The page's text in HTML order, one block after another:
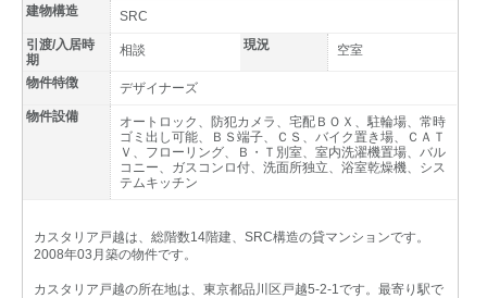
建物構造
SRC
引渡/入居時
期
相談 現況 空室
物件特徴
デザイナーズ
物件設備
オートロック、防犯カメラ、宅配ＢＯＸ、駐輪場、常時
ゴミ出し可能、ＢＳ端子、ＣＳ、バイク置き場、ＣＡＴ
Ｖ、フローリング、Ｂ・Ｔ別室、室内洗濯機置場、バル
コニー、ガスコンロ付、洗面所独立、浴室乾燥機、シス
テムキッチン
カスタリア戸越は、総階数14階建、SRC構造の貸マンションです。
2008年03月築の物件です。
カスタリア戸越の所在地は、東京都品川区戸越5-2-1です。最寄り駅で